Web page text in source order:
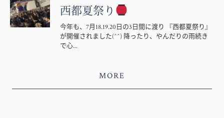
西都夏祭り
今年も、7月18.19.20日の3日間に渡り 『西都夏祭り』
が開催されました(^^) 降ったり、やんだりの雨続き
で心...
MORE